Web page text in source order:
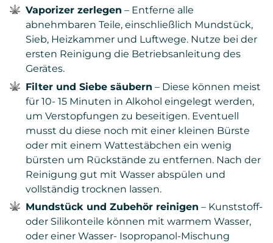
Vaporizer zerlegen – Entferne alle
abnehmbaren Teile, einschließlich Mundstück,
Sieb, Heizkammer und Luftwege. Nutze bei der
ersten Reinigung die Betriebsanleitung des
Gerätes.
Filter und Siebe säubern – Diese können meist
für 10- 15 Minuten in Alkohol eingelegt werden,
um Verstopfungen zu beseitigen. Eventuell
musst du diese noch mit einer kleinen Bürste
oder mit einem Wattestäbchen ein wenig
bürsten um Rückstände zu entfernen. Nach der
Reinigung gut mit Wasser abspülen und
vollständig trocknen lassen.
Mundstück und Zubehör reinigen – Kunststoff-
oder Silikonteile können mit warmem Wasser,
oder einer Wasser- Isopropanol-Mischung